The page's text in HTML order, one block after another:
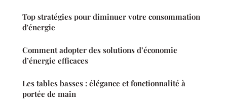
Top stratégies pour diminuer votre consommation
d'énergie
Comment adopter des solutions d’économie
d’énergie efficaces
Les tables basses : élégance et fonctionnalité à
portée de main